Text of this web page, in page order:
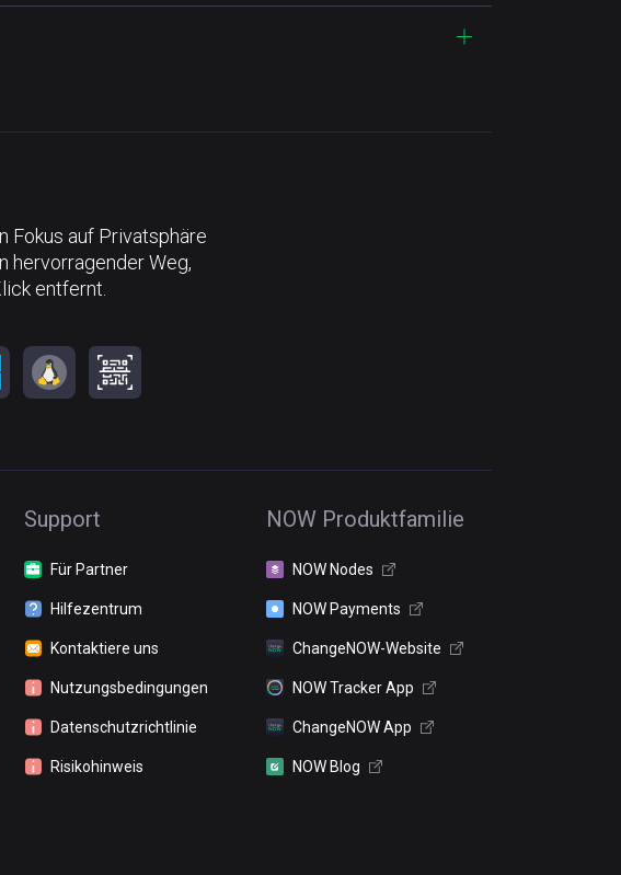
Fokus auf Privatsphäre
hervorragender Weg,
entfernt.
Support
Für Partner
Hilfezentrum
Kontaktiere uns
Nutzungsbedingungen
Datenschutzrichtlinie
Risikohinweis
NOW Produktfamilie
NOW Nodes
NOW Payments
ChangeNOW-Website
NOW Tracker App
ChangeNOW App
NOW Blog